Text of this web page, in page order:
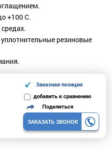
+100 С.
резиновые
Заказная позиция
добавить к сравнению
Поделиться
ЗАКАЗАТЬ ЗВОНОК